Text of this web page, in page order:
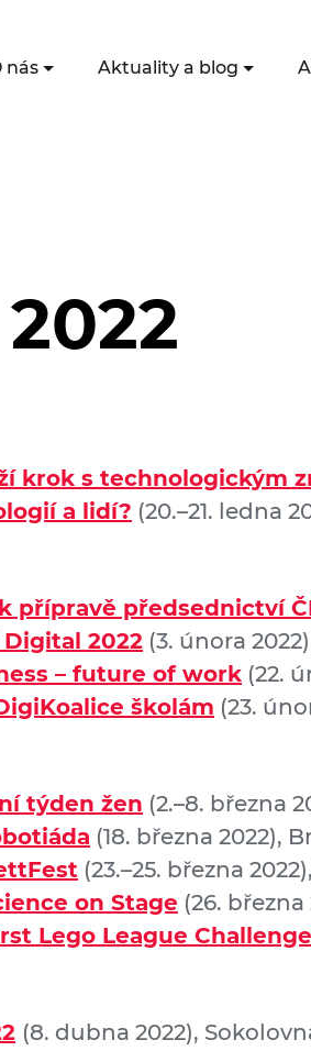
nás Aktuality a blog
krok s technologickým
a lidí? (20.–21. ledna
přípravě předsednictví
2022 (3. února
– future of work (22.
školám (23.
týden žen (2.–8. března
(18. března 2022),
(23.–25. března
on Stage (26. března
Lego League Challenge
(8. dubna 2022),